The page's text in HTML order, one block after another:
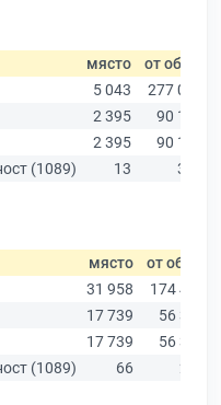
място от общо
5 043
277 019
2 395
90 178
2 395
90 178
(1089)
13 311
място от общо
31 958
174 403
17 739
56 378
17 739
56 378
(1089)
66 235